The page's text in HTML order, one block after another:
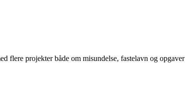
flere projekter både om misundelse, fastelavn og opgaver